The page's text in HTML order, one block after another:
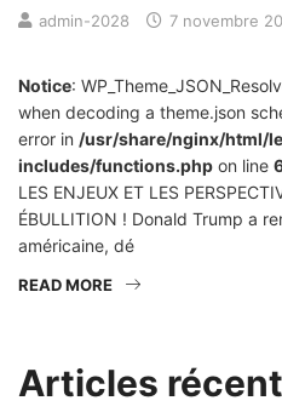
admin-2028 7 novembre
Notice:
when decoding a theme.json
error in /usr/share/nginx/html/
includes/functions.php on line
LES ENJEUX ET LES
ÉBULLITION ! Donald Trump a
américaine, dé
READ MORE
Articles